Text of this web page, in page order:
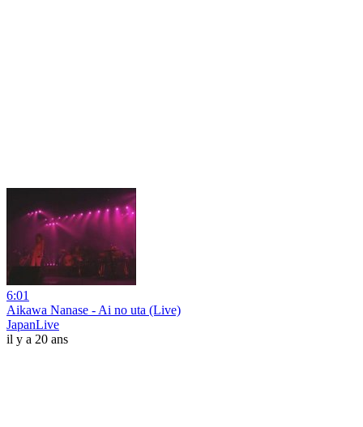
6:01
Aikawa Nanase - Ai no uta (Live)
JapanLive
il y a 20 ans